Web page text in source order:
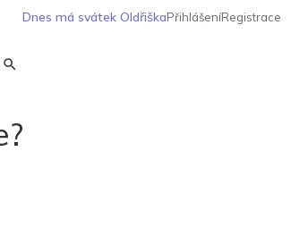
Dnes má svátek OldřiškaPřihlášeníRegistrace